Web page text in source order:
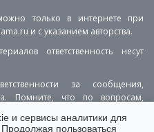
только в интернете при
и с указанием авторства.
ответственность несут
за сообщения,
Помните, что по вопросам,
и сервисы аналитики для
пользоваться